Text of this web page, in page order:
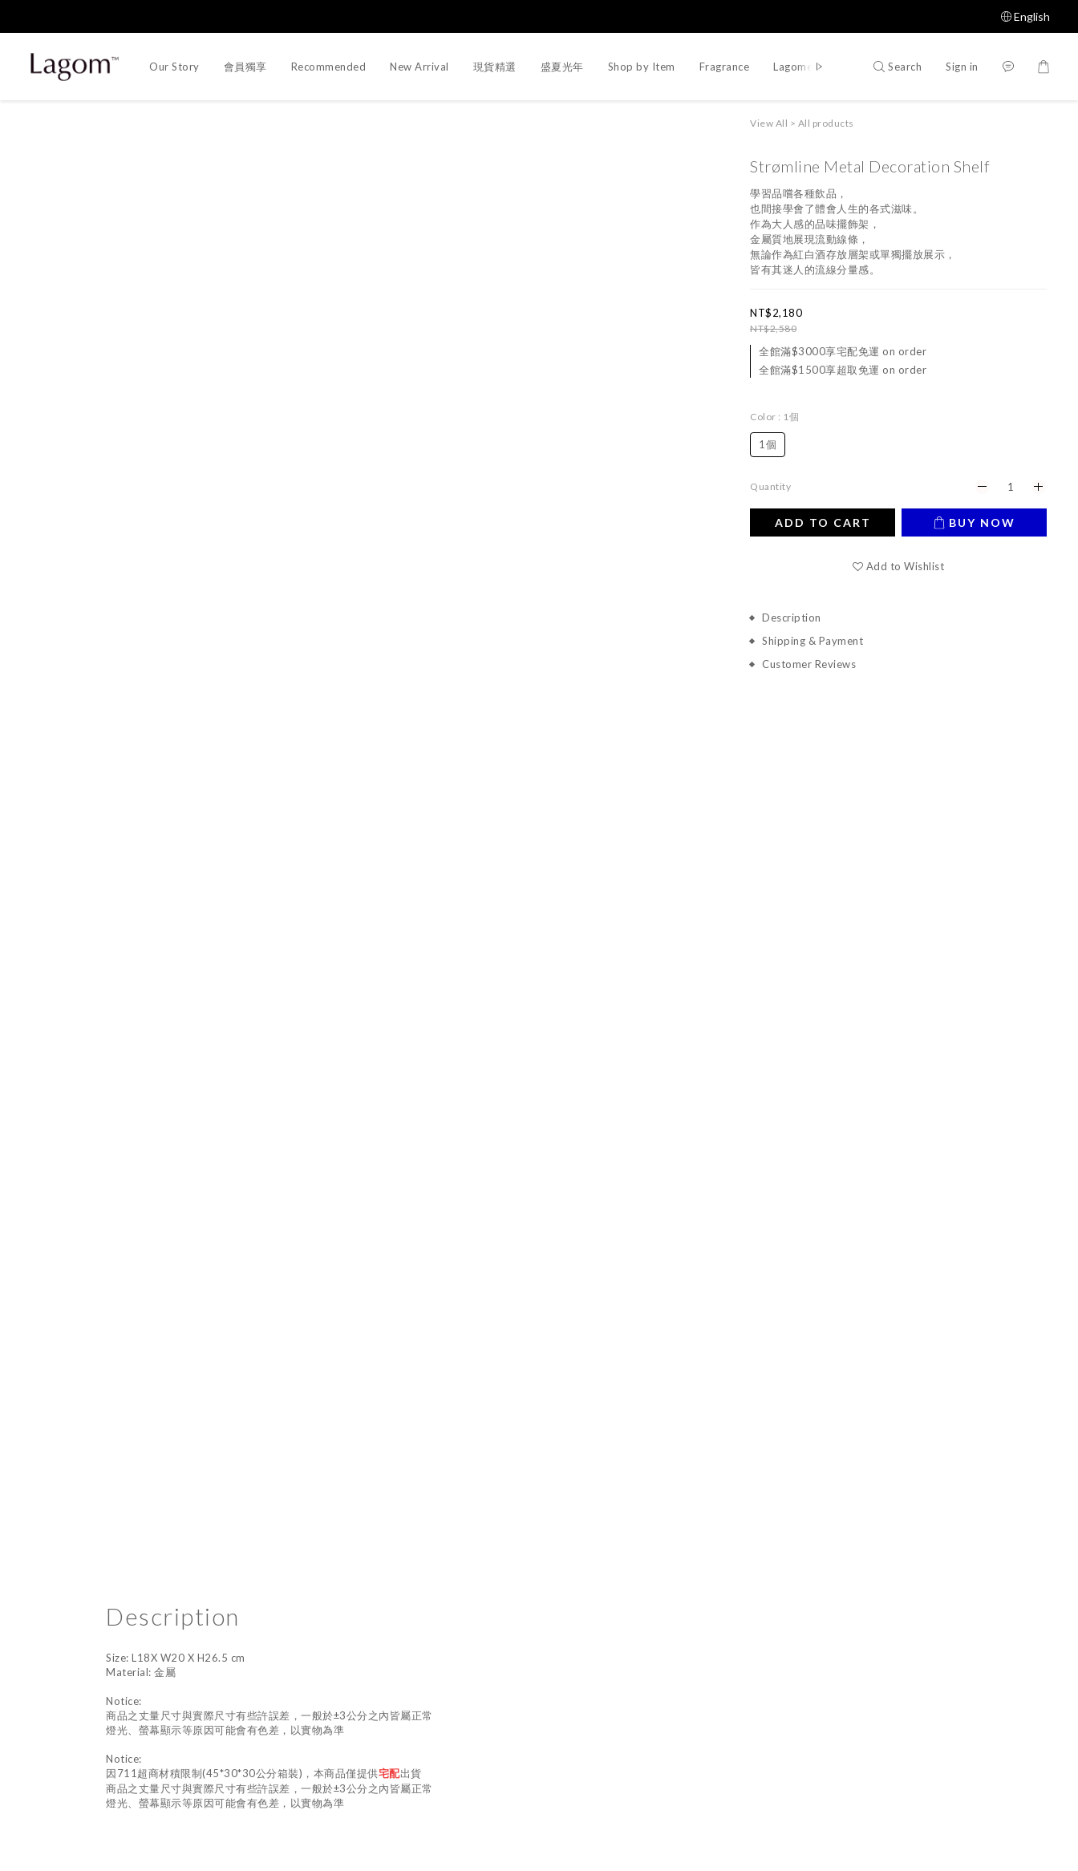
English
Our Story 會員獨享 Recommended New Arrival 現貨精選 盛夏光年 Shop by Item Fragrance Lagomer Proposal Designer Proposal
Search Sign in
View All > All products
Strømline Metal Decoration Shelf
學習品嚐各種飲品，
也間接學會了體會人生的各式滋味。
作為大人感的品味擺飾架，
金屬質地展現流動線條，
無論作為紅白酒存放層架或單獨擺放展示，
皆有其迷人的流線分量感。
NT$2,180
NT$2,580
全館滿$3000享宅配免運 on order
全館滿$1500享超取免運 on order
Color : 1個
1個
Quantity
ADD TO CART BUY NOW
Add to Wishlist
Description
Shipping & Payment
Customer Reviews
Description
Size: L18X W20 X H26.5 cm
Material: 金屬
Notice:
商品之丈量尺寸與實際尺寸有些許誤差，一般於±3公分之內皆屬正常
燈光、螢幕顯示等原因可能會有色差，以實物為準
Notice:
因711超商材積限制(45*30*30公分箱裝)，本商品僅提供宅配出貨
商品之丈量尺寸與實際尺寸有些許誤差，一般於±3公分之內皆屬正常
燈光、螢幕顯示等原因可能會有色差，以實物為準